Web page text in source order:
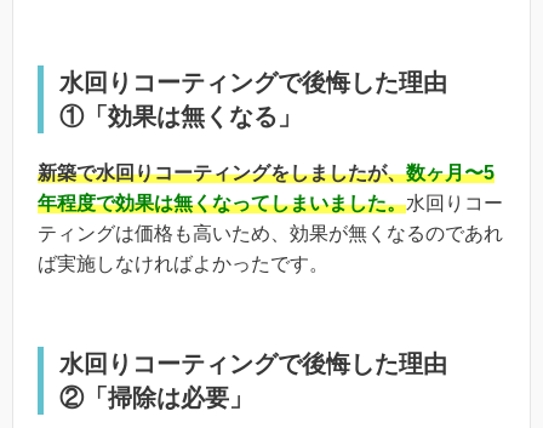
水回りコーティングで後悔した理由
①「効果は無くなる」
新築で水回りコーティングをしましたが、数ヶ月〜5
年程度で効果は無くなってしまいました。水回りコー
ティングは価格も高いため、効果が無くなるのであれ
ば実施しなければよかったです。
水回りコーティングで後悔した理由
②「掃除は必要」